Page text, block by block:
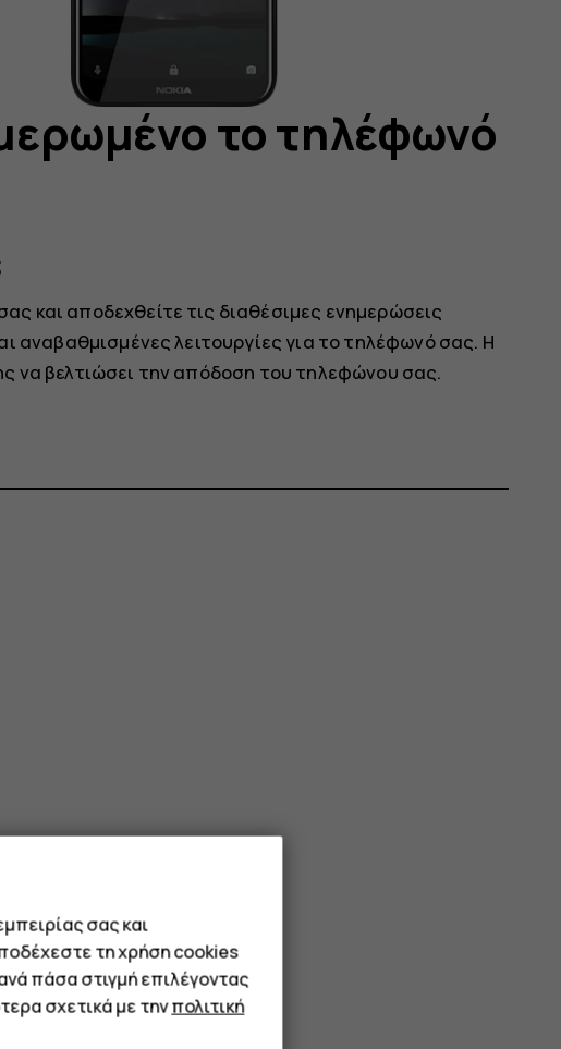
το τηλέφωνό
και αποδεχθείτε τις διαθέσιμες ενημερώσεις
αναβαθμισμένες λειτουργίες για το τηλέφωνό σας. Η
να βελτιώσει την απόδοση του τηλεφώνου σας.
σας και
τη χρήση cookies
πάσα στιγμή επιλέγοντας
σχετικά με τηνπολιτική